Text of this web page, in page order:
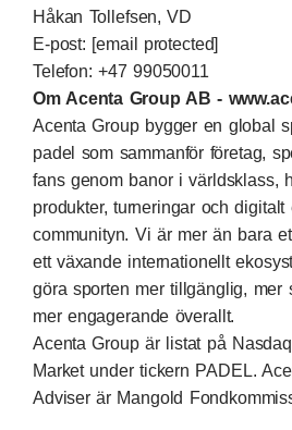
Håkan Tollefsen, VD
E-post: [email protected]
Telefon: +47 99050011
Om Acenta Group AB -
Acenta Group bygger en global
padel som sammanför företag,
fans genom banor i världsklass,
produkter, turneringar och digitalt
communityn. Vi är mer än bara
ett växande internationellt
göra sporten mer tillgänglig, mer
mer engagerande överallt.
Acenta Group är listat på
Market under tickern PADEL.
Adviser är Mangold